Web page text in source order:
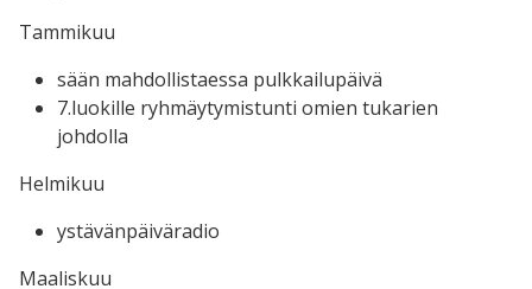
Tammikuu
sään mahdollistaessa pulkkailupäivä
7.luokille ryhmäytymistunti omien tukarien
johdolla
Helmikuu
ystävänpäiväradio
Maaliskuu